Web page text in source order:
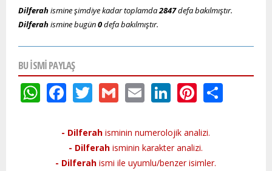
Dilferahismine şimdiye kadar toplamda2847defa bakılmıştır.
Dilferahismine bugün0defa bakılmıştır.
BU ISMI PAYLAŞ
WhatsApp
Facebook
Twitter
GmailEmailLinkedIn
- Dilferah isminin numerolojik analizi.
- Dilferah isminin karakter analizi.
- Dilferah ismi ile uyumlu/benzer isimler.